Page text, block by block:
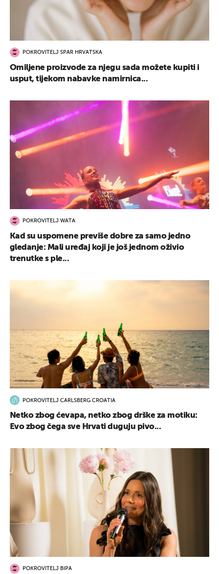
POKROVITELJ SPAR HRVATSKA
Omiljene proizvode za njegu sada možete kupiti i
usput, tijekom nabavke namirnica...
POKROVITELJ WATA
Kad su uspomene previše dobre za samo jedno
gledanje: Mali uređaj koji je još jednom oživio
trenutke s ple...
POKROVITELJ CARLSBERG CROATIA
Netko zbog ćevapa, netko zbog drške za motiku:
Evo zbog čega sve Hrvati duguju pivo...
POKROVITELJ BIPA